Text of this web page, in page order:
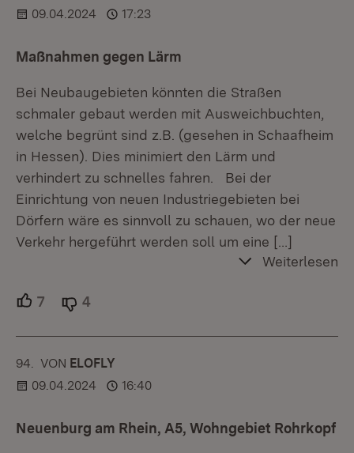
09.04.2024
17:23
Maßnahmen gegen Lärm
Bei Neubaugebieten könnten die Straßen
schmaler gebaut werden mit Ausweichbuchten,
welche begrünt sind z.B. (gesehen in Schaafheim
in Hessen). Dies minimiert den Lärm und
verhindert zu schnelles fahren. Bei der
Einrichtung von neuen Industriegebieten bei
Dörfern wäre es sinnvoll zu schauen, wo der neue
Verkehr hergeführt werden soll um eine […]
Weiterlesen
7 Unterstützer.
4
94. KOMMENTAR
VON :ELOFLY
09.04.2024
16:40
Neuenburg am Rhein, A5, Wohngebiet Rohrkopf